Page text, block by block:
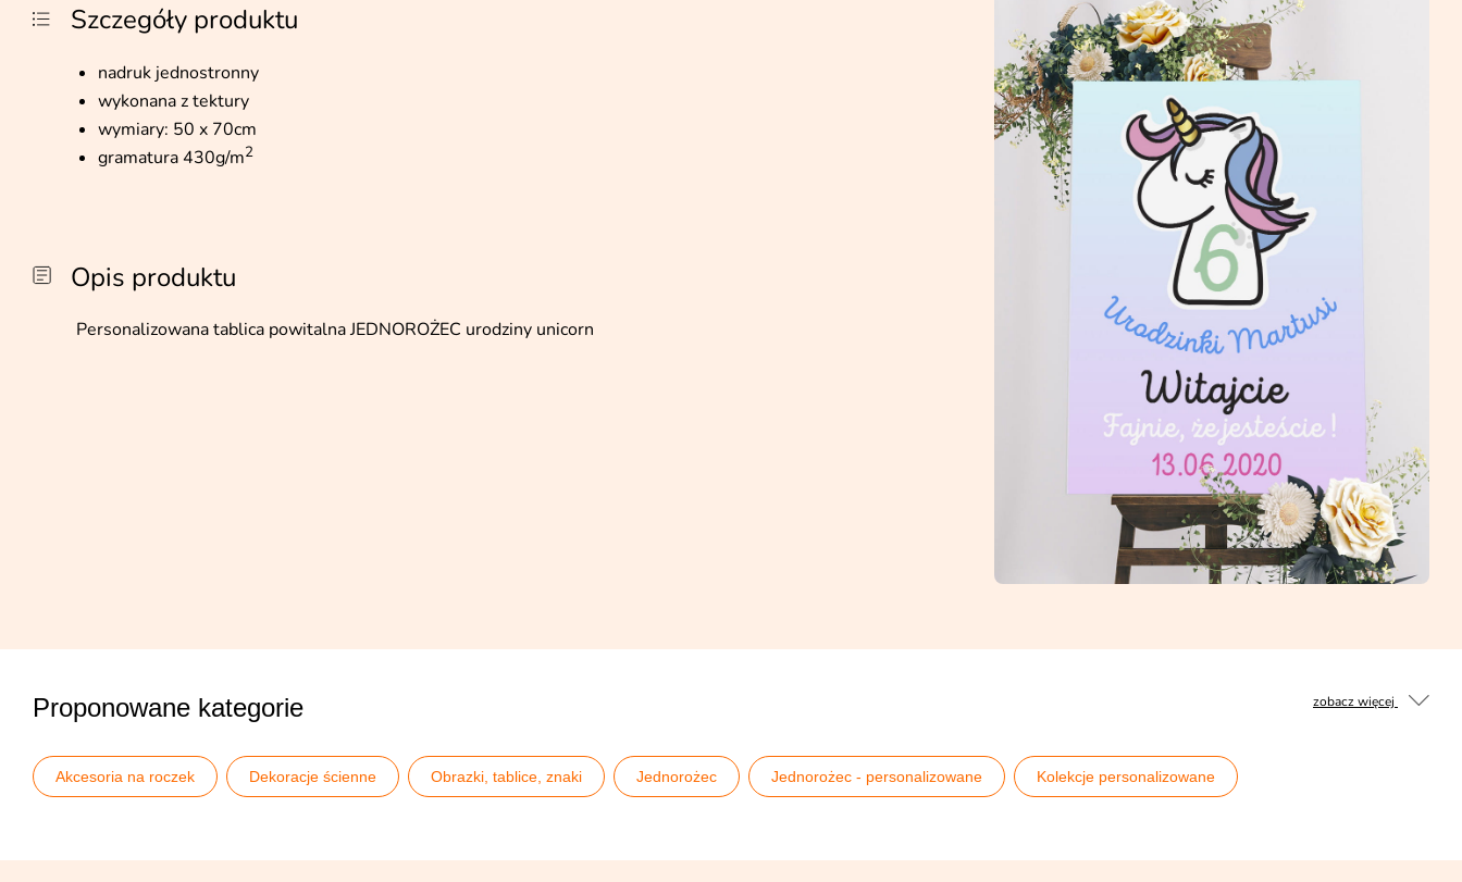
Szczegóły produktu
nadruk jednostronny
wykonana z tektury
wymiary: 50 x 70cm
gramatura 430g/m2
Opis produktu
Personalizowana tablica powitalna JEDNOROŻEC urodziny unicorn
zobacz więcej
Proponowane kategorie
Akcesoria na roczek Dekoracje ścienne Obrazki, tablice, znaki Jednorożec Jednorożec - personalizowane Kolekcje personalizowane